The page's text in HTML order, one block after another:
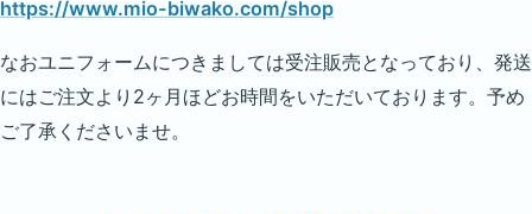
https://www.mio-biwako.com/shop
なおユニフォームにつきましては受注販売となっており、発送
にはご注文より2ヶ月ほどお時間をいただいております。予め
ご了承くださいませ。